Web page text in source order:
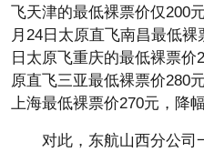
飞天津的最低裸票价仅200
月24日太原直飞南昌最低
日太原飞重庆的最低裸票价
原直飞三亚最低裸票价280
上海最低裸票价270元，降
对此，东航山西分公司